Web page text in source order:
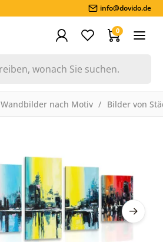
info@dovido.de
0
Wandbilder nach Motiv Bilder von